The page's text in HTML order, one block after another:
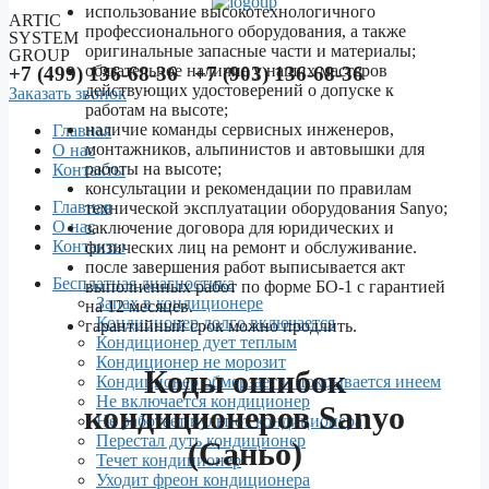
ARTIC
SYSTEM
GROUP
+7 (499) 136-68-36 +7 (903) 136-68-36
Заказать звонок
Главная
О нас
Контакты
Menu
Главная
О нас
Контакты
Бесплатная диагностика
Запах в кондиционере
Кондиционер долго включается
Кондиционер дует теплым
Кондиционер не морозит
Кондиционер обмерзает и покрывается инеем
Не включается кондиционер
Не работает пульт от кондиционера
Перестал дуть кондиционер
Течет кондиционер
Уходит фреон кондиционера
использование высокотехнологичного
профессионального оборудования, а также
оригинальные запасные части и материалы;
обязательное наличие у наших мастеров
действующих удостоверений о допуске к
работам на высоте;
наличие команды сервисных инженеров,
монтажников, альпинистов и автовышки для
работы на высоте;
консультации и рекомендации по правилам
технической эксплуатации оборудования Sanyo;
заключение договора для юридических и
физических лиц на ремонт и обслуживание.
после завершения работ выписывается акт
выполненных работ по форме БО-1 с гарантией
на 12 месяцев.
гарантийный срок можно продлить.
Коды ошибок
кондиционеров Sanyo
(Саньо)